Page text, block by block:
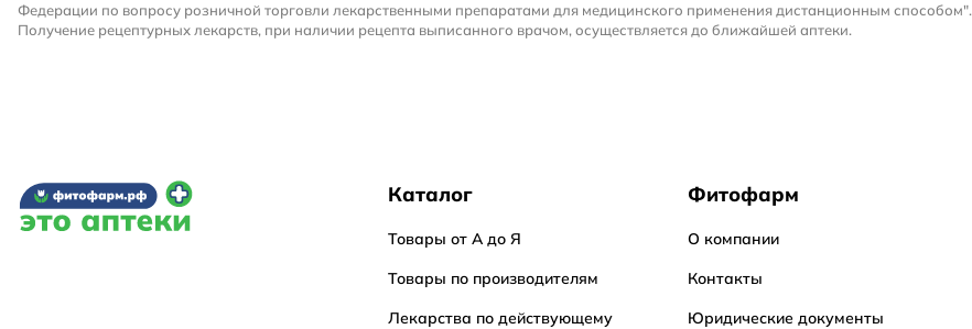
Федерации по вопросу розничной торговли лекарственными препаратами для медицинского применения дистанционным способом".
Получение рецептурных лекарств, при наличии рецепта выписанного врачом, осуществляется до ближайшей аптеки.
Каталог
Товары от А до Я
Товары по производителям
Лекарства по действующему
Фитофарм
О компании
Контакты
Юридические документы